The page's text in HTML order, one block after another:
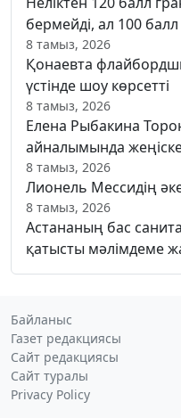
бермейді, ал 100 балл
8 тамыз, 2026
Қонаевта
үстінде шоу көрсетті
8 тамыз, 2026
Елена Рыбакина
айналымында
8 тамыз, 2026
Лионель Мессидің
8 тамыз, 2026
Астананың бас
қатысты мәлімдеме
Байланыс
Газет редакциясы
Сайт редакциясы
Сайт туралы
Privacy Policy